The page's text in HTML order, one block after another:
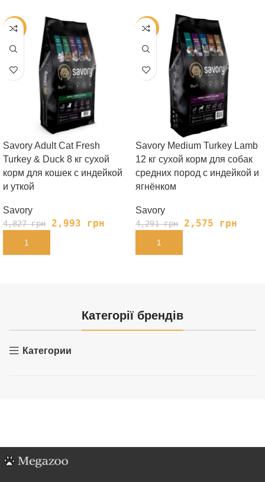
-38%
Savory Adult Cat Fresh
Turkey & Duck 8 кг сухой
корм для кошек с индейкой
и уткой
Savory
4,827грн 2,993 грн
В КОРЗИНУ
-40%
Savory Medium Turkey Lamb
12 кг сухой корм для собак
средних пород с индейкой и
ягнёнком
Savory
4,291грн 2,575 грн
В КОРЗИНУ
Категорії брендів
Категории